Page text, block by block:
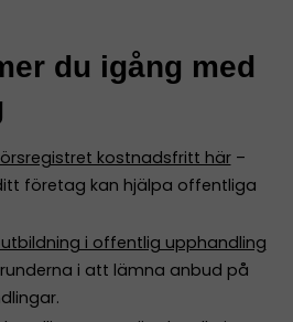
du igång med
kostnadsfritt här–
företag kan hjälpa offentliga
i offentlig upphandling
i att lämna anbud på